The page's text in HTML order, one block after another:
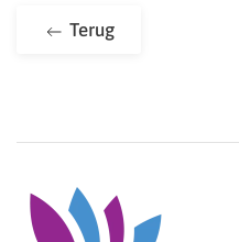
Terug